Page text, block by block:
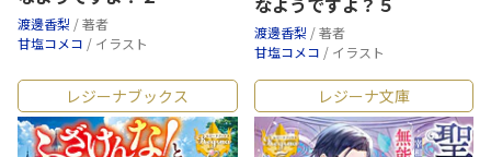
渡邊香梨 / 著者
甘塩コメコ / イラスト
渡邊香梨 / 著者
甘塩コメコ / イラスト
レジーナブックス レジーナ文庫